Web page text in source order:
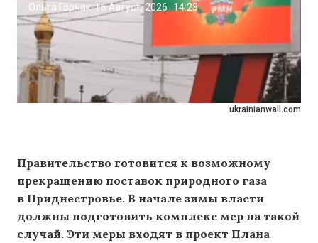
ukrainianwall.com
Ольга Горчак |6 Август, 2026 14:23
Правительство готовится к возможному
прекращению поставок природного газа
в Приднестровье. В начале зимы власти
должны подготовить комплекс мер на такой
случай. Эти меры входят в проект Плана